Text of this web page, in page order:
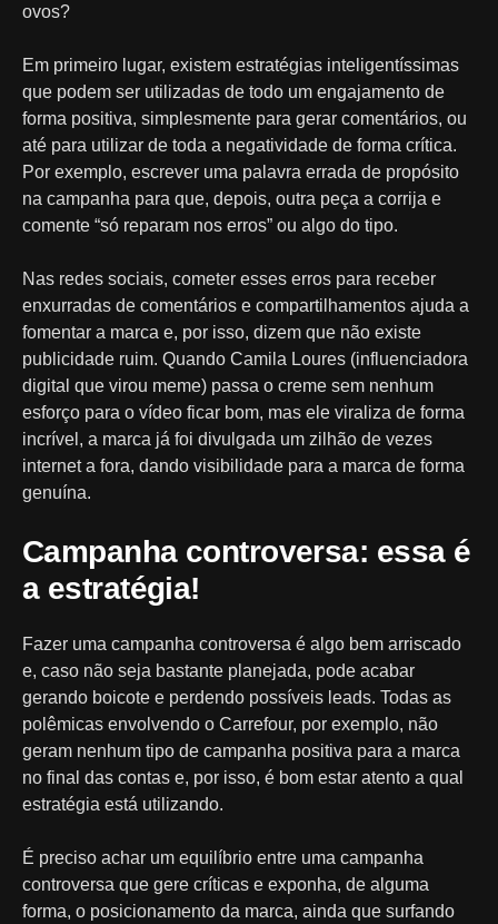
ovos?
Em primeiro lugar, existem estratégias inteligentíssimas
que podem ser utilizadas de todo um engajamento de
forma positiva, simplesmente para gerar comentários, ou
até para utilizar de toda a negatividade de forma crítica.
Por exemplo, escrever uma palavra errada de propósito
na campanha para que, depois, outra peça a corrija e
comente “só reparam nos erros” ou algo do tipo.
Nas redes sociais, cometer esses erros para receber
enxurradas de comentários e compartilhamentos ajuda a
fomentar a marca e, por isso, dizem que não existe
publicidade ruim. Quando Camila Loures (influenciadora
digital que virou meme) passa o creme sem nenhum
esforço para o vídeo ficar bom, mas ele viraliza de forma
incrível, a marca já foi divulgada um zilhão de vezes
internet a fora, dando visibilidade para a marca de forma
genuína.
Campanha controversa: essa é
a estratégia!
Fazer uma campanha controversa é algo bem arriscado
e, caso não seja bastante planejada, pode acabar
gerando boicote e perdendo possíveis leads. Todas as
polêmicas envolvendo o Carrefour, por exemplo, não
geram nenhum tipo de campanha positiva para a marca
no final das contas e, por isso, é bom estar atento a qual
estratégia está utilizando.
É preciso achar um equilíbrio entre uma campanha
controversa que gere críticas e exponha, de alguma
forma, o posicionamento da marca, ainda que surfando